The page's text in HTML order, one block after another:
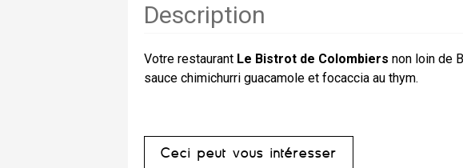
Description
Votre restaurant Le Bistrot de Colombiers non loin de
sauce chimichurri guacamole et focaccia au thym.
Ceci peut vous intéresser